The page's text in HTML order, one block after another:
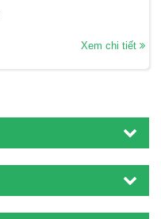
Xem chi tiết